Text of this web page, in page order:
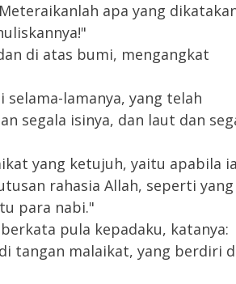
apa yang
di atas bumi, mengangkat
lamanya, yang telah
segala isinya, dan laut dan
yang ketujuh, yaitu apabila ia
rahasia Allah, seperti yang
para nabi."
pula kepadaku, katanya:
tangan malaikat, yang berdiri